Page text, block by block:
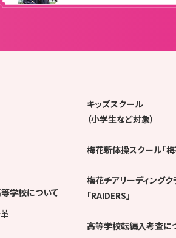
学校について
キッズスクール
（小学生など対象）
梅花新体操スクール「梅
梅花チアリーディングク
「RAIDERS」
高等学校転編入考査に